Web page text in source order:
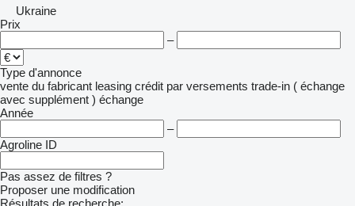
Ukraine
Prix
–
Type d'annonce
vente du fabricant leasing crédit par versements trade-in ( échange
avec supplément ) échange
Année
–
Agroline ID
Pas assez de filtres ?
Proposer une modification
Résultats de recherche: